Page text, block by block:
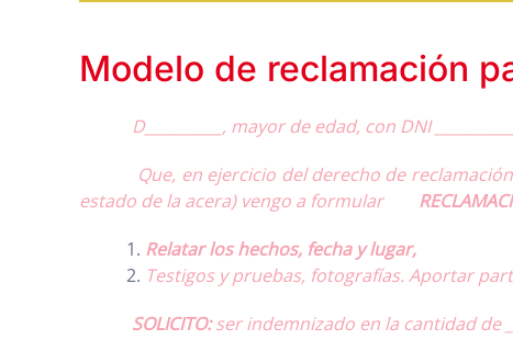
Modelo de reclamación
D__________, mayor de edad, con DNI
Que, en ejercicio del derecho de reclamación
estado de la acera) vengo a formular
Relatar los hechos, fecha y lugar,
Testigos y pruebas, fotografías. Aportar
SOLICITO:ser indemnizado en la cantidad de